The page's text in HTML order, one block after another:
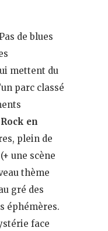
de blues
mettent du
parc classé
Rock en
plein de
une scène
thème
gré des
éphémères.
face